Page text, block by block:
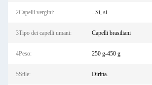
2Capelli vergini: - Sì, sì.
3Tipo dei capelli umani: Capelli brasiliani
4Peso: 250 g-450 g
5Stile: Diritta.